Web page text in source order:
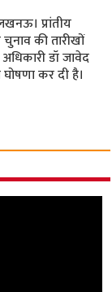
प्रांतीय
की तारीखों
डॉ जावेद
कर दी है।